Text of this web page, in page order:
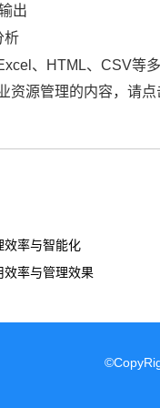
出
析
、HTML、CSV等
资源管理的内容，请点
效率与智能化
效率与管理效果